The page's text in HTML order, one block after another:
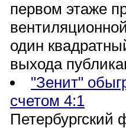
первом этаже
один
выхода
"Зенит"
счетом 4:1
Петербургский